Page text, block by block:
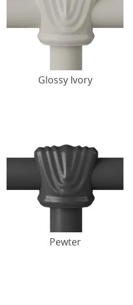
Glossy Ivory
Pewter